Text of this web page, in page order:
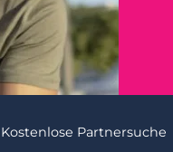
Kostenlose Partnersuche